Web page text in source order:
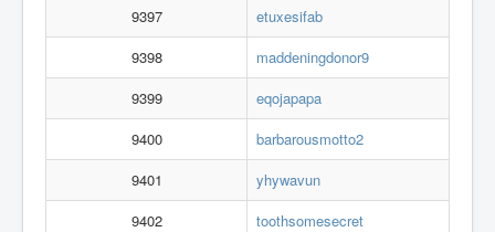
9397
etuxesifab
9398
maddeningdonor9
9399
eqojapapa
9400
barbarousmotto2
9401
yhywavun
9402
toothsomesecret